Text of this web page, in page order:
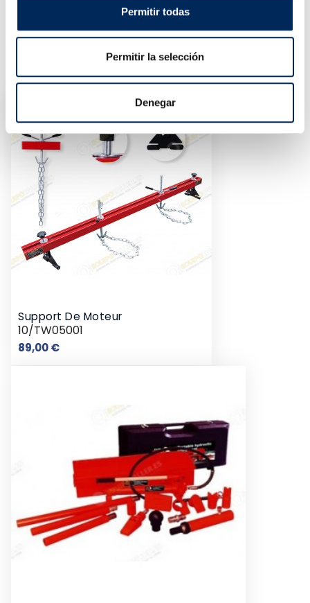
Permitir todas
Permitir la selección
Denegar
PRODUITS SIMILAIRES
Support De Moteur
10/TW05001
89,00 €Prix